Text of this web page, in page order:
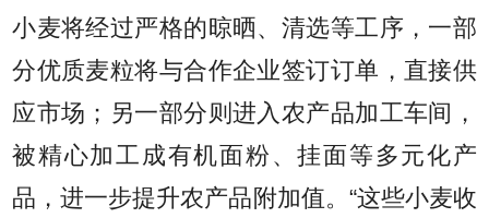
小麦将经过严格的晾晒、清选等工序，一部
分优质麦粒将与合作企业签订订单，直接供
应市场；另一部分则进入农产品加工车间，
被精心加工成有机面粉、挂面等多元化产
品，进一步提升农产品附加值。“这些小麦收